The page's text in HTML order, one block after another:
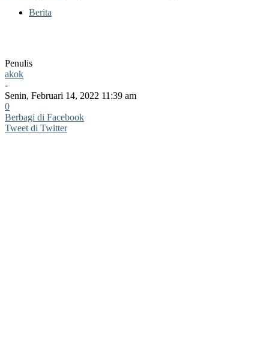
Berita
Penulis
akok
-
Senin, Februari 14, 2022 11:39 am
0
Berbagi di Facebook
Tweet di Twitter